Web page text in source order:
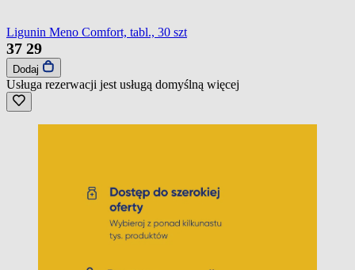
Ligunin Meno Comfort, tabl., 30 szt
37 29
Dodaj
Usługa rezerwacji jest usługą domyślną więcej